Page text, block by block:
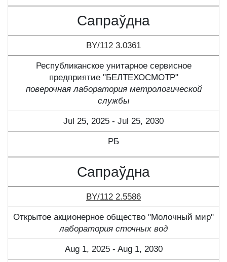
Сапраўдна
BY/112 3.0361
Республиканское унитарное сервисное
предприятие "БЕЛТЕХОСМОТР"
поверочная лаборатория метрологической
службы
Jul 25, 2025 - Jul 25, 2030
РБ
Сапраўдна
BY/112 2.5586
Открытое акционерное общество "Молочный мир"
лаборатория сточных вод
Aug 1, 2025 - Aug 1, 2030